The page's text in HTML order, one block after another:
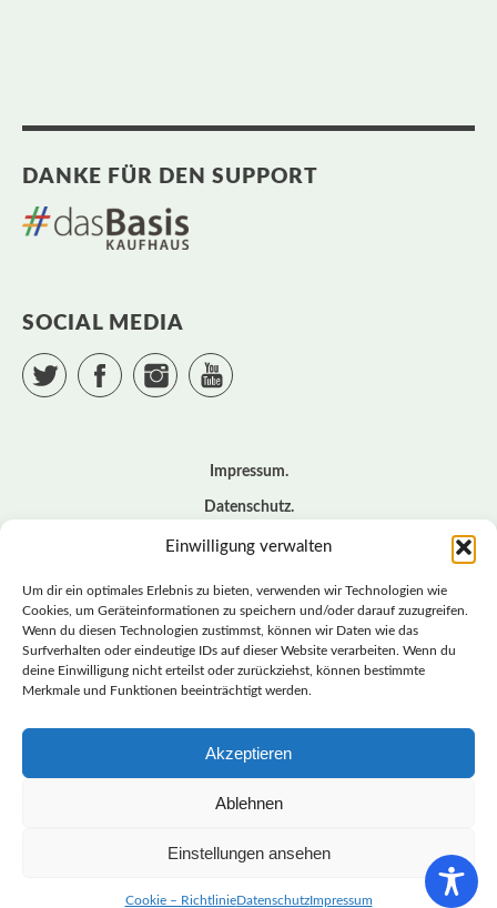
Einwilligung verwalten
Um dir ein optimales Erlebnis zu bieten, verwenden wir Technologien wie
Cookies, um Geräteinformationen zu speichern und/oder darauf zuzugreifen.
Wenn du diesen Technologien zustimmst, können wir Daten wie das
Surfverhalten oder eindeutige IDs auf dieser Website verarbeiten. Wenn du
deine Einwilligung nicht erteilst oder zurückziehst, können bestimmte
Merkmale und Funktionen beeinträchtigt werden.
Akzeptieren
Ablehnen
Einstellungen ansehen
Cookie – RichtlinieDatenschutzImpressum
DANKE FÜR DEN SUPPORT
SOCIAL MEDIA
Twitter Facebook Instagram
Impressum
Datenschutz
Cookie – Richtlinie (EU)
© BASISDEMOKRATISCHE PARTEI DEUTSCHLAND *
LANDESVERBAND SACHSEN
LANDESVERBAND
SACHSEN | DIEBASIS
BASISDEMOKRATISCHE PARTEI DEUTSCHLAND –